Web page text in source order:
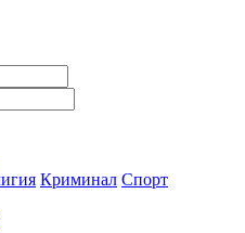
Криминал Спорт